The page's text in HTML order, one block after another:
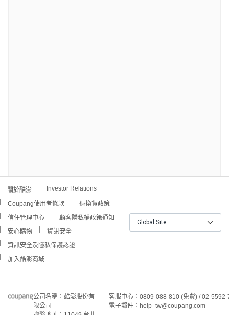
關於酷澎 Investor Relations
Coupang使用者條款
退換貨政策
信任管理中心
顧客隱私權政策通知
安心購物
資訊安全
資訊安全及隱私保護認證
加入酷澎商城
Global Site
公司名稱：酷澎股份有
限公司
客服中心：0809-088-810 (免費) / 02-
電子郵件：help_tw@coupang.com